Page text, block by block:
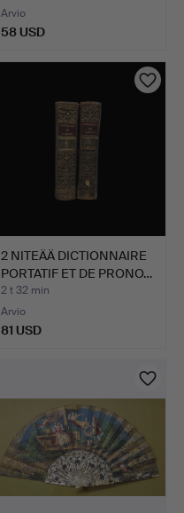
Arvio
58 USD
2 NITEÄÄ DICTIONNAIRE
PORTATIF ET DE PRONO…
2 t 32 min
Arvio
81 USD